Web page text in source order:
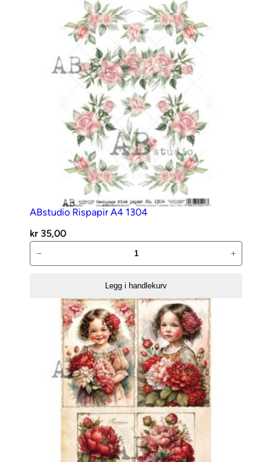
ABstudio Rispapir A4 1304
kr 35,00
Rispapir
− +
Legg i handlekurv